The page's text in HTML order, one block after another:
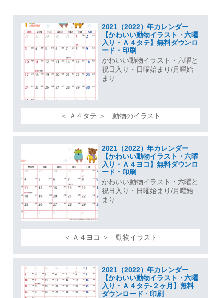
2021（2022）年カレンダー
【かわいい動物イラスト・六曜
入り・Ａ４タテ】無料ダウンロ
ード・印刷
かわいい動物イラスト・六曜と
祝日入り・日曜始まり/月曜始
まり
＜ Ａ４タテ ＞ 動物のイラスト
2021（2022）年カレンダー
【かわいい動物イラスト・六曜
入り・Ａ４ヨコ】無料ダウンロ
ード・印刷
かわいい動物イラスト・六曜と
祝日入り・日曜始まり/月曜始
まり
＜ Ａ４ヨコ ＞ 動物イラスト
2021（2022）年カレンダー
【かわいい動物イラスト・六曜
入り・Ａ４タテ-２ヶ月】無料
ダウンロード・印刷